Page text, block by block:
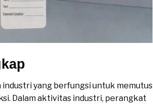
yang berfungsi untuk memutus
Dalam aktivitas industri, perangkat